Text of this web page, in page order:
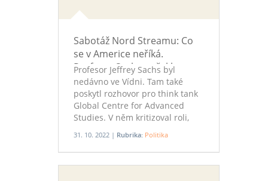
Sabotáž Nord Streamu: Co
se v Americe neříká.
Profesor Sachs to řekl ve
Vídni. A zmínil Česko
Profesor Jeffrey Sachs byl
nedávno ve Vídni. Tam také
poskytl rozhovor pro think tank
Global Centre for Advanced
Studies. V něm kritizoval roli,
jakou USA hrají ve světě. „Je to
nejmocnější země na světě a má
velkou zodpovědnost vůči světu,
aby se chovala mnohem lépe,
31. 10. 2022 | Rubrika: Politika